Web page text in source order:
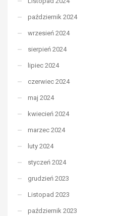
październik 2024
wrzesień 2024
sierpień 2024
lipiec 2024
czerwiec 2024
maj 2024
kwiecień 2024
marzec 2024
luty 2024
styczeń 2024
grudzień 2023
Listopad 2023
październik 2023